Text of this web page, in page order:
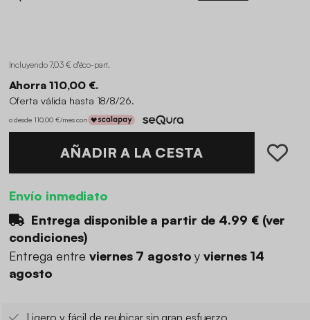
Incluyendo 7,03 € d'éco-part.
Ahorra 110,00 €.
Oferta válida hasta 18/8/26.
o desde 110,00 €/mes con
AÑADIR A LA CESTA
Envío inmediato
Entrega disponible a partir de 4.99 €(ver
condiciones)
Entrega entreviernes 7 agostoyviernes 14
agosto